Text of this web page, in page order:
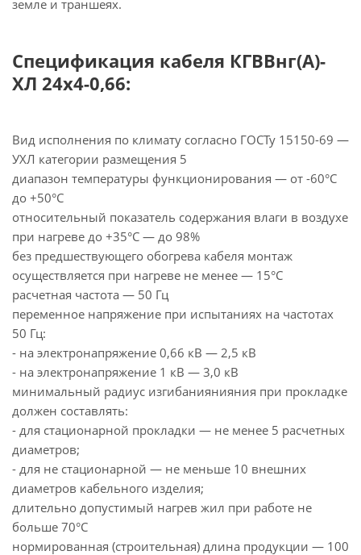
земле и траншеях.
Спецификация кабеля КГВВнг(А)-
ХЛ 24х4-0,66:
Вид исполнения по климату согласно ГОСТу 15150-69 —
УХЛ категории размещения 5
диапазон температуры функционирования — от -60°С
до +50°С
относительный показатель содержания влаги в воздухе
при нагреве до +35°С — до 98%
без предшествующего обогрева кабеля монтаж
осуществляется при нагреве не менее — 15°С
расчетная частота — 50 Гц
переменное напряжение при испытаниях на частотах
50 Гц:
- на электронапряжение 0,66 кВ — 2,5 кВ
- на электронапряжение 1 кВ — 3,0 кВ
минимальный радиус изгибаниянияния при прокладке
должен составлять:
- для стационарной прокладки — не менее 5 расчетных
диаметров;
- для не стационарной — не меньше 10 внешних
диаметров кабельного изделия;
длительно допустимый нагрев жил при работе не
больше 70°С
нормированная (строительная) длина продукции — 100